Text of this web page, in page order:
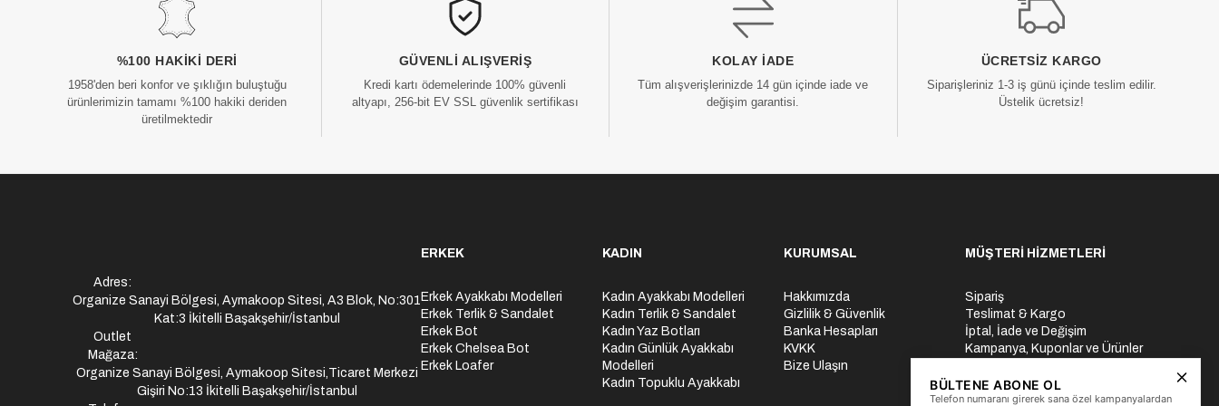
%100 HAKIKI DERI
1958'den beri konfor ve şıklığın buluştuğu
ürünlerimizin tamamı %100 hakiki deriden
üretilmektedir
GÜVENLI ALIŞVERIŞ
Kredi kartı ödemelerinde 100% güvenli
altyapı, 256-bit EV SSL güvenlik sertifikası
KOLAY İADE
Tüm alışverişlerinizde 14 gün içinde iade ve
değişim garantisi.
ÜCRETSIZ KARGO
Siparişleriniz 1-3 iş günü içinde teslim edilir.
Üstelik ücretsiz!
Adres:
Organize Sanayi Bölgesi, Aymakoop Sitesi, A3 Blok, No:301
Kat:3 İkitelli Başakşehir/İstanbul
Outlet
Mağaza:
Organize Sanayi Bölgesi, Aymakoop Sitesi,Ticaret Merkezi
Gişiri No:13 İkitelli Başakşehir/İstanbul
ERKEK
Erkek Ayakkabı Modelleri
Erkek Terlik & Sandalet
Erkek Bot
Erkek Chelsea Bot
Erkek Loafer
KADIN
Kadın Ayakkabı Modelleri
Kadın Terlik & Sandalet
Kadın Yaz Botları
Kadın Günlük Ayakkabı
Modelleri
Kadın Topuklu Ayakkabı
KURUMSAL
Hakkımızda
Gizlilik & Güvenlik
Banka Hesapları
KVKK
Bize Ulaşın
MÜŞTERİ HİZMETLERİ
Sipariş
Teslimat & Kargo
İptal, İade ve Değişim
Kampanya, Kuponlar ve Ürünler
Üyelik İşlemleri
Yurtdışı Gönderi
BÜLTENE ABONE OL
Telefon numaranı girerek sana özel kampanyalardan